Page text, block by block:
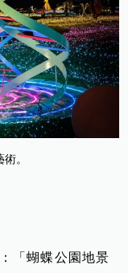
。
「蝴蝶公園地景